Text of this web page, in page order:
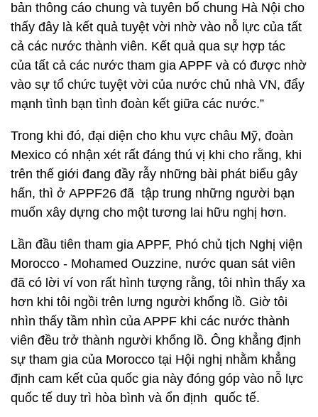
bản thông cáo chung và tuyên bố chung Hà Nội cho
thấy đây là kết quả tuyệt vời nhờ vào nỗ lực của tất
cả các nước thành viên. Kết quả qua sự hợp tác
của tất cả các nước tham gia APPF và có được nhờ
vào sự tổ chức tuyệt vời của nước chủ nhà VN, đẩy
mạnh tình bạn tình đoàn kết giữa các nước.”
Trong khi đó, đại diện cho khu vực châu Mỹ, đoàn
Mexico có nhận xét rất đáng thú vị khi cho rằng, khi
trên thế giới đang đầy rẫy những bài phát biểu gây
hấn, thì ở APPF26 đã tập trung những người bạn
muốn xây dựng cho một tương lai hữu nghị hơn.
Lần đầu tiên tham gia APPF, Phó chủ tịch Nghị viện
Morocco - Mohamed Ouzzine, nước quan sát viên
đã có lời ví von rất hình tượng rằng, tôi nhìn thấy xa
hơn khi tôi ngồi trên lưng người khổng lồ. Giờ tôi
nhìn thấy tầm nhìn của APPF khi các nước thành
viên đều trở thành người khổng lồ. Ông khẳng định
sự tham gia của Morocco tại Hội nghị nhằm khẳng
định cam kết của quốc gia này đóng góp vào nỗ lực
quốc tế duy trì hòa bình và ổn định quốc tế.